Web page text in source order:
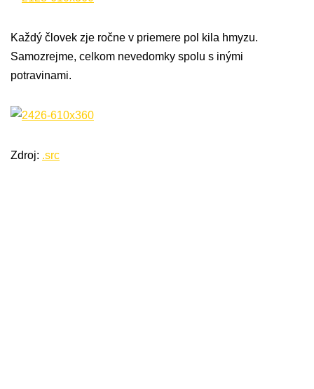
Každý človek zje ročne v priemere pol kila hmyzu.
Samozrejme, celkom nevedomky spolu s inými
potravinami.
Zdroj: .src